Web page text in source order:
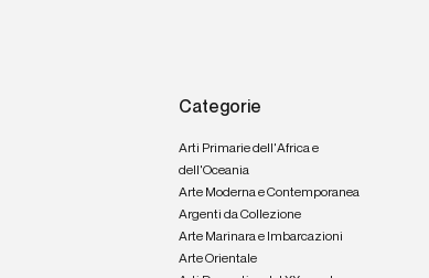
Categorie
Arti Primarie dell'Africa e
dell'Oceania
Arte Moderna e Contemporanea
Argenti da Collezione
Arte Marinara e Imbarcazioni
Arte Orientale